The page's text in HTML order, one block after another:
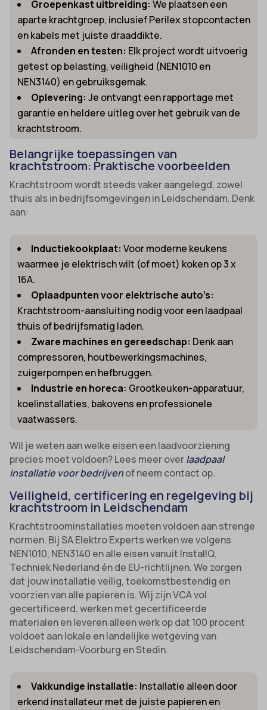
Groepenkast uitbreiding: We plaatsen een
aparte krachtgroep, inclusief Perilex stopcontacten
en kabels met juiste draaddikte.
Afronden en testen: Elk project wordt uitvoerig
getest op belasting, veiligheid (NEN1010 en
NEN3140) en gebruiksgemak.
Oplevering: Je ontvangt een rapportage met
garantie en heldere uitleg over het gebruik van de
krachtstroom.
Belangrijke toepassingen van
krachtstroom: Praktische voorbeelden
Krachtstroom wordt steeds vaker aangelegd, zowel
thuis als in bedrijfsomgevingen in Leidschendam. Denk
aan:
Inductiekookplaat: Voor moderne keukens
waarmee je elektrisch wilt (of moet) koken op 3 x
16A.
Oplaadpunten voor elektrische auto’s:
Krachtstroom-aansluiting nodig voor een laadpaal
thuis of bedrijfsmatig laden.
Zware machines en gereedschap: Denk aan
compressoren, houtbewerkingsmachines,
zuigerpompen en hefbruggen.
Industrie en horeca: Grootkeuken-apparatuur,
koelinstallaties, bakovens en professionele
vaatwassers.
Wil je weten aan welke eisen een laadvoorziening
precies moet voldoen? Lees meer overlaadpaal
installatie voor bedrijvenof neem contact op.
Veiligheid, certificering en regelgeving bij
krachtstroom in Leidschendam
Krachtstroominstallaties moeten voldoen aan strenge
normen. Bij SA Elektro Experts werken we volgens
NEN1010, NEN3140 en alle eisen vanuit InstallQ,
Techniek Nederland én de EU-richtlijnen. We zorgen
dat jouw installatie veilig, toekomstbestendig en
voorzien van alle papieren is. Wij zijn VCA vol
gecertificeerd, werken met gecertificeerde
materialen en leveren alleen werk op dat 100 procent
voldoet aan lokale en landelijke wetgeving van
Leidschendam-Voorburg en Stedin.
Vakkundige installatie: Installatie alleen door
erkend installateur met de juiste papieren en